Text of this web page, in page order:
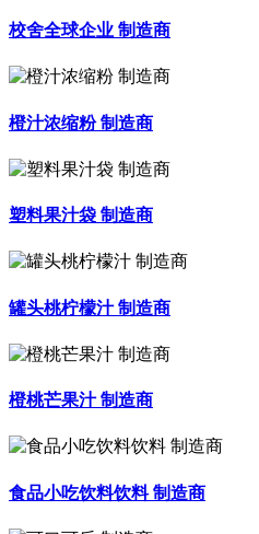
校舍全球企业 制造商
橙汁浓缩粉 制造商
塑料果汁袋 制造商
罐头桃柠檬汁 制造商
橙桃芒果汁 制造商
食品小吃饮料饮料 制造商